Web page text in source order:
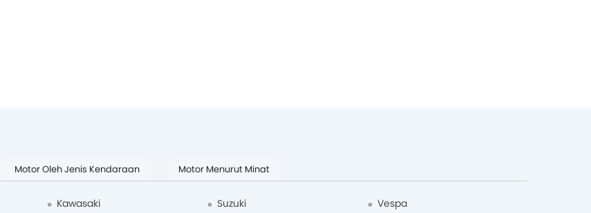
Motor Oleh Jenis Kendaraan Motor Menurut Minat
Kawasaki Suzuki Vespa